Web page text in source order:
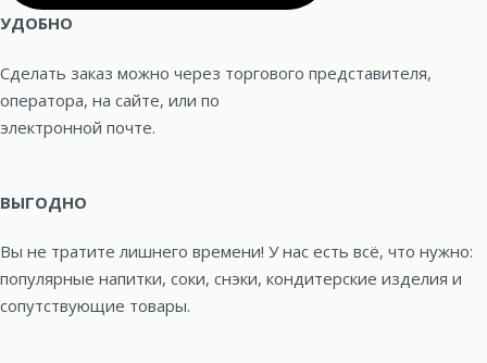
УДОБНО
Сделать заказ можно через торгового представителя,
оператора, на сайте, или по
электронной почте.
ВЫГОДНО
Вы не тратите лишнего времени! У нас есть всё, что нужно:
популярные напитки, соки, снэки, кондитерские изделия и
сопутствующие товары.